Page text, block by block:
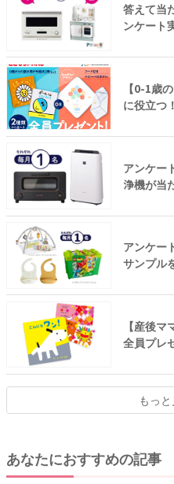
答えて当
ンケート
【0-1歳
に役立つ
アンケー
浄機が当
アンケー
サンプル
【産後
全員プレ
もっ
あなたにおすすめの記事